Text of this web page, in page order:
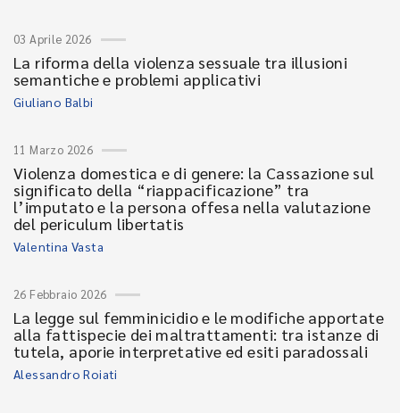
03 Aprile 2026
La riforma della violenza sessuale tra illusioni
semantiche e problemi applicativi
Giuliano Balbi
11 Marzo 2026
Violenza domestica e di genere: la Cassazione sul
significato della “riappacificazione” tra
l’imputato e la persona offesa nella valutazione
del periculum libertatis
Valentina Vasta
26 Febbraio 2026
La legge sul femminicidio e le modifiche apportate
alla fattispecie dei maltrattamenti: tra istanze di
tutela, aporie interpretative ed esiti paradossali
Alessandro Roiati